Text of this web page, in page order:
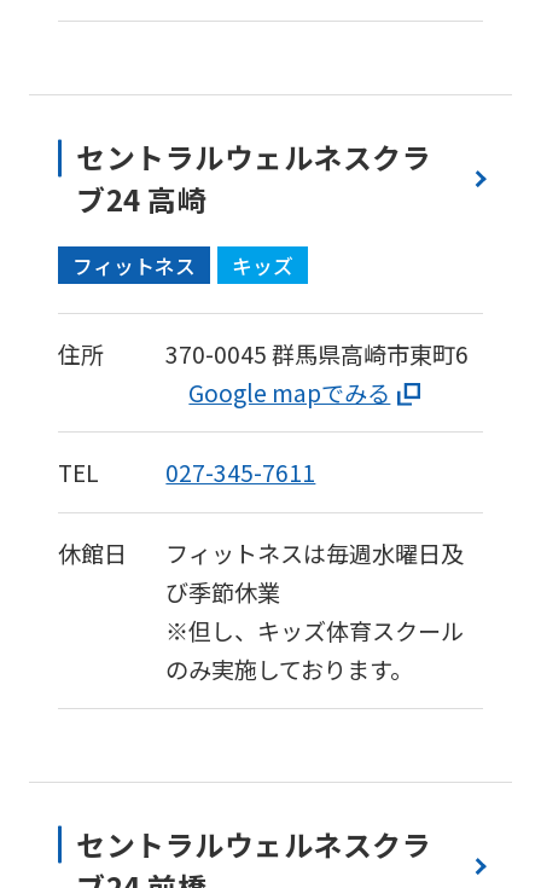
セントラルウェルネスクラ
ブ24 高崎
フィットネス キッズ
住所 370-0045群馬県高崎市東町6
Google mapでみる
TEL 027-345-7611
休館日
フィットネスは毎週水曜日及
び季節休業
※但し、キッズ体育スクール
のみ実施しております。
セントラルウェルネスクラ